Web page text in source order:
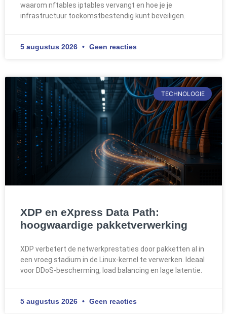
waarom nftables iptables vervangt en hoe je je
infrastructuur toekomstbestendig kunt beveiligen.
5 augustus 2026 Geen reacties
TECHNOLOGIE
XDP en eXpress Data Path:
hoogwaardige pakketverwerking
XDP verbetert de netwerkprestaties door pakketten al in
een vroeg stadium in de Linux-kernel te verwerken. Ideaal
voor DDoS-bescherming, load balancing en lage latentie.
5 augustus 2026 Geen reacties